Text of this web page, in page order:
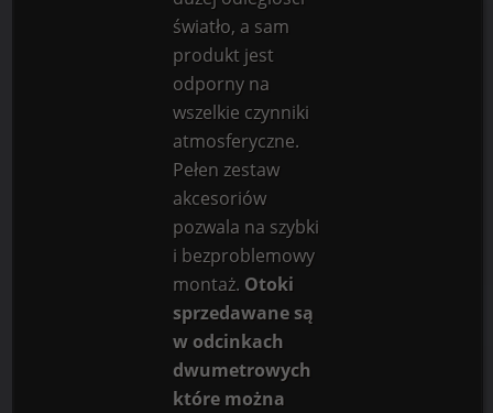
światło, a sam
produkt jest
odporny na
wszelkie czynniki
atmosferyczne.
Pełen zestaw
akcesoriów
pozwala na szybki
i bezproblemowy
montaż. Otoki
sprzedawane są
w odcinkach
dwumetrowych
które można